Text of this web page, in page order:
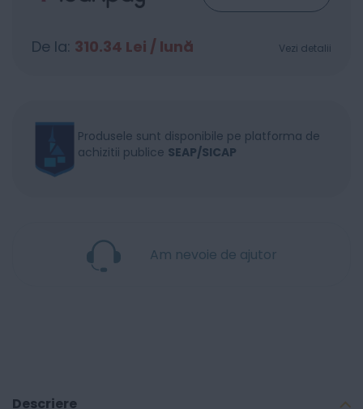
De la: 310.34 Lei / lună Vezi detalii
Produsele sunt disponibile pe platforma de
achizitii publice SEAP/SICAP
Am nevoie de ajutor
Descriere